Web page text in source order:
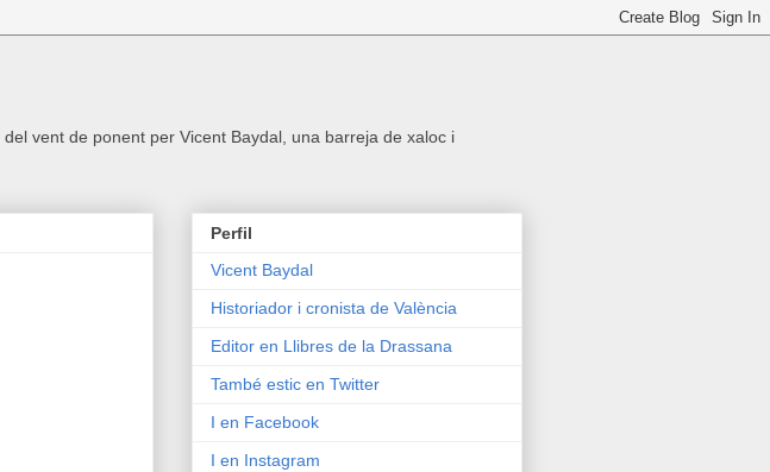
vent de ponent per Vicent Baydal, una barreja de xaloc i
Perfil
Vicent Baydal
Historiador i cronista de València
Editor en Llibres de la Drassana
També estic en Twitter
I en Facebook
I en Instagram